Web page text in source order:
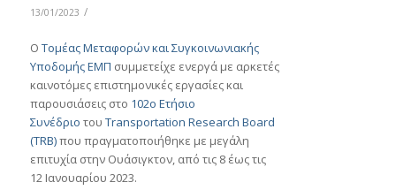
13/01/2023 /
Ο Τομέας Μεταφορών και Συγκοινωνιακής
Υποδομής ΕΜΠ συμμετείχε ενεργά με αρκετές
καινοτόμες επιστημονικές εργασίες και
παρουσιάσεις στο 102ο Ετήσιο
Συνέδριο του Transportation Research Board
(TRB)που πραγματοποιήθηκε με μεγάλη
επιτυχία στην Ουάσιγκτον, από τις 8 έως τις
12 Ιανουαρίου 2023.